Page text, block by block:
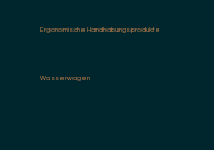
Ergonomische Handhabungsprodukte
Wasserwagen